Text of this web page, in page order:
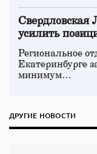
усилить
Региональное
Екатеринбурге
минимум…
ДРУГИЕ НОВОСТИ